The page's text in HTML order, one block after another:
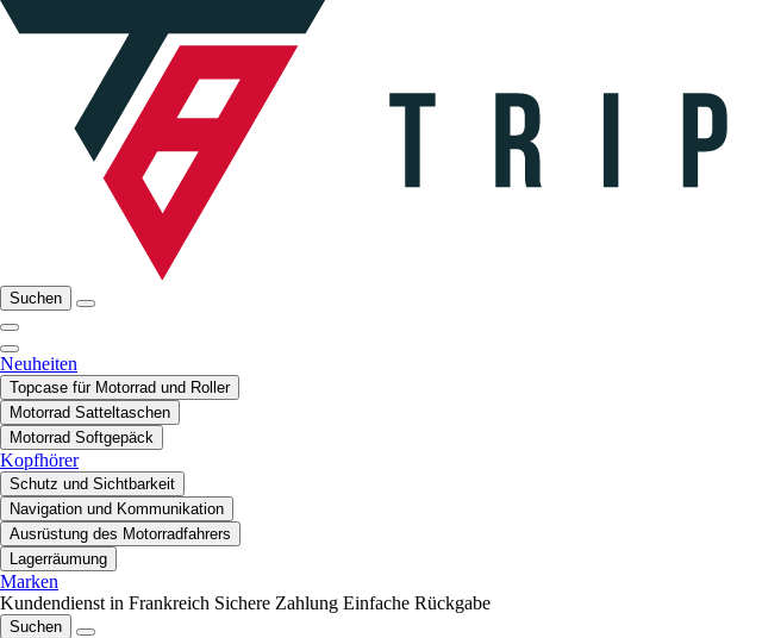
Suchen
Neuheiten
Topcase für Motorrad und Roller
Motorrad Satteltaschen
Motorrad Softgepäck
Kopfhörer
Schutz und Sichtbarkeit
Navigation und Kommunikation
Ausrüstung des Motorradfahrers
Lagerräumung
Marken
Kundendienst in Frankreich Sichere Zahlung Einfache Rückgabe
Suchen